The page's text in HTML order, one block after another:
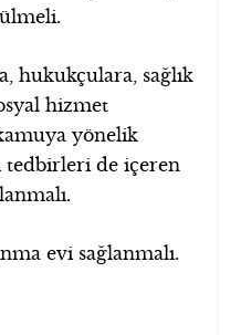
hukukçulara, sağlık
hizmet
yönelik
tedbirleri de içeren
evi sağlanmalı.